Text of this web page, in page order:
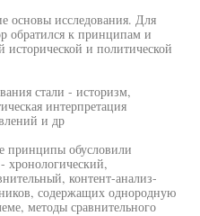
основы исследования. Для
обратился к принципам и
и политической
стали - историзм,
интерпретация
и др
принципы обусловили
хронологический,
контент-анализ-
содержащих однородную
методы сравнительного